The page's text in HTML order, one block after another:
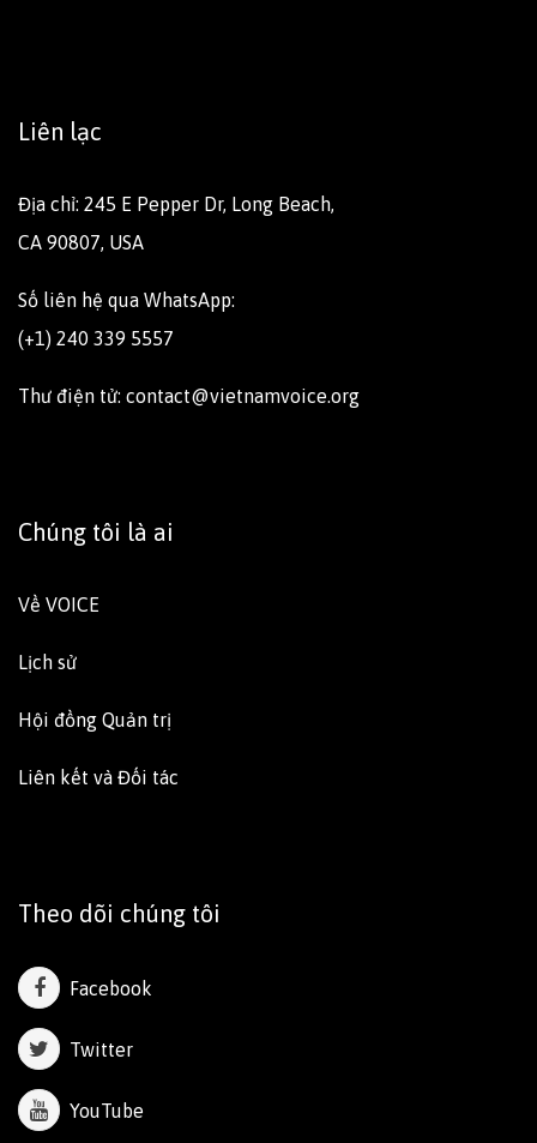
Liên lạc
Địa chỉ: 245 E Pepper Dr, Long Beach,
CA 90807, USA
Số liên hệ qua WhatsApp:
(+1) 240 339 5557
Thư điện tử: contact@vietnamvoice.org
Chúng tôi là ai
Về VOICE
Lịch sử
Hội đồng Quản trị
Liên kết và Đối tác
Theo dõi chúng tôi
Facebook
Twitter
YouTube